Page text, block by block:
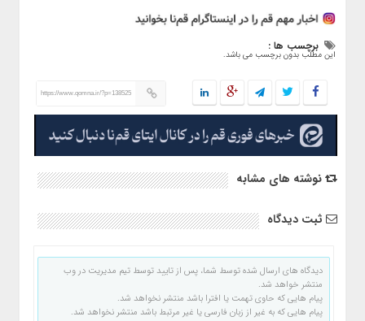
برچسب ها :
این مطلب بدون برچسب می باشد.
https://www.qomna.ir/?p=138525
نوشته های مشابه
ثبت دیدگاه
دیدگاه های ارسال شده توسط شما، پس از تایید توسط تیم مدیریت در وب
منتشر خواهد شد.
پیام هایی که حاوی تهمت یا افترا باشد منتشر نخواهد شد.
پیام هایی که به غیر از زبان فارسی یا غیر مرتبط باشد منتشر نخواهد شد.